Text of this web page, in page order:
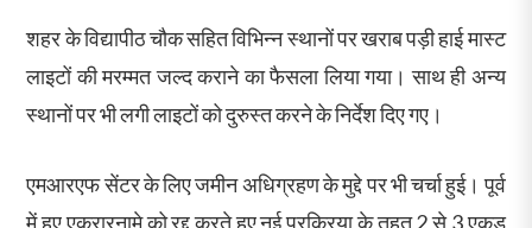
शहर के विद्यापीठ चौक सहित विभिन्न स्थानों पर खराब पड़ी हाई मास्ट
लाइटों की मरम्मत जल्द कराने का फैसला लिया गया। साथ ही अन्य
स्थानों पर भी लगी लाइटों को दुरुस्त करने के निर्देश दिए गए।
एमआरएफ सेंटर के लिए जमीन अधिग्रहण के मुद्दे पर भी चर्चा हुई। पूर्व
में हुए एकरारनामे को रद्द करते हुए नई प्रक्रिया के तहत 2 से 3 एकड़